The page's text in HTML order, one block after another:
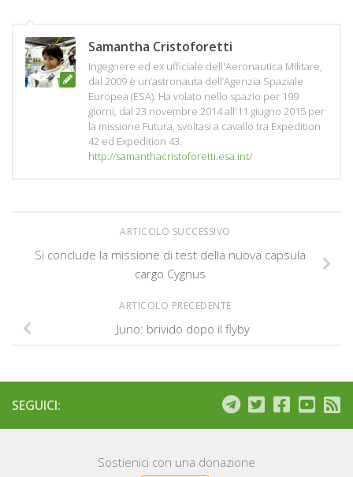
Samantha Cristoforetti
Ingegnere ed ex ufficiale dell'Aeronautica Militare,
dal 2009 è un’astronauta dell’Agenzia Spaziale
Europea (ESA). Ha volato nello spazio per 199
giorni, dal 23 novembre 2014 all'11 giugno 2015 per
la missione Futura, svoltasi a cavallo tra Expedition
42 ed Expedition 43.
http://samanthacristoforetti.esa.int/
ARTICOLO SUCCESSIVO
Si conclude la missione di test della nuova capsula
cargo Cygnus
ARTICOLO PRECEDENTE
Juno: brivido dopo il flyby
SEGUICI:
Sostienici con una donazione